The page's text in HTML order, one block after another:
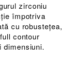
zirconiu
împotriva
cu robustețea,
contour
dimensiuni.